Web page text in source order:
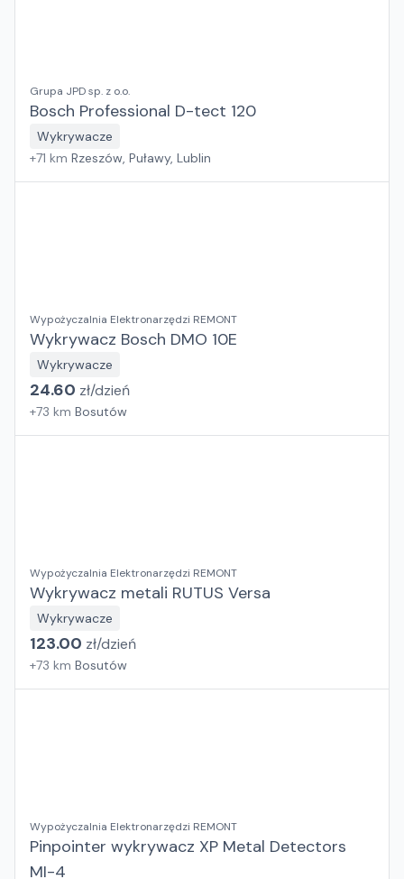
Grupa JPD sp. z o.o.
Bosch Professional D-tect 120
Wykrywacze
+71 km Rzeszów, Puławy, Lublin
Wypożyczalnia Elektronarzędzi REMONT
Wykrywacz Bosch DMO 10E
Wykrywacze
24.60 zł/dzień
+73 km Bosutów
Wypożyczalnia Elektronarzędzi REMONT
Wykrywacz metali RUTUS Versa
Wykrywacze
123.00 zł/dzień
+73 km Bosutów
Wypożyczalnia Elektronarzędzi REMONT
Pinpointer wykrywacz XP Metal Detectors
MI-4